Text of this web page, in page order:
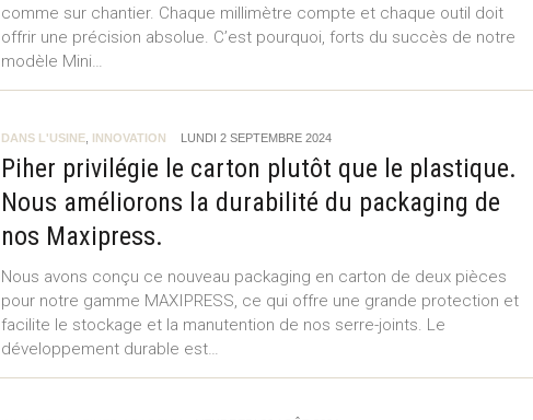
comme sur chantier. Chaque millimètre compte et chaque outil doit
offrir une précision absolue. C’est pourquoi, forts du succès de notre
modèle Mini…
DANS L'USINE INNOVATION LUNDI 2 SEPTEMBRE 2024
Piher privilégie le carton plutôt que le plastique.
Nous améliorons la durabilité du packaging de
nos Maxipress.
Nous avons conçu ce nouveau packaging en carton de deux pièces
pour notre gamme MAXIPRESS, ce qui offre une grande protection et
facilite le stockage et la manutention de nos serre-joints. Le
développement durable est…